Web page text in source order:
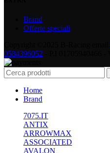
Brand
Offerte speciali
0584396052
Home
Brand
7075.IT
ANTIX
ARROWMAX
ASSOCIATED
AVALON